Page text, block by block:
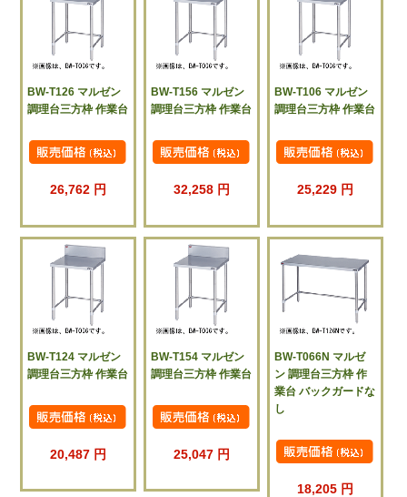
BW-T126 マルゼン
調理台三方枠 作業台
26,762 円
BW-T156 マルゼン
調理台三方枠 作業台
32,258 円
BW-T106 マルゼン
調理台三方枠 作業台
25,229 円
BW-T124 マルゼン
調理台三方枠 作業台
20,487 円
BW-T154 マルゼン
調理台三方枠 作業台
25,047 円
BW-T066N マルゼ
ン 調理台三方枠 作
業台 バックガードな
し
18,205 円